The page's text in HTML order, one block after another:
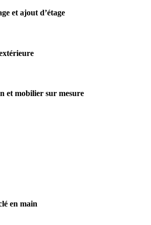
et ajout d’étage
et mobilier sur mesure
en main